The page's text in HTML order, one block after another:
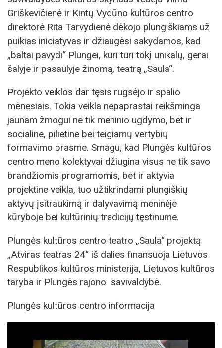
Griškevičienė ir Kintų Vydūno kultūros centro
direktorė Rita Tarvydienė dėkojo plungiškiams už
puikias iniciatyvas ir džiaugėsi sakydamos, kad
„baltai pavydi“ Plungei, kuri turi tokį unikalų, gerai
šalyje ir pasaulyje žinomą, teatrą „Saula“.
Projekto veiklos dar tęsis rugsėjo ir spalio
mėnesiais. Tokia veikla nepaprastai reikšminga
jaunam žmogui ne tik meninio ugdymo, bet ir
socialine, pilietine bei teigiamų vertybių
formavimo prasme. Smagu, kad Plungės kultūros
centro meno kolektyvai džiugina visus ne tik savo
brandžiomis programomis, bet ir aktyvia
projektine veikla, tuo užtikrindami plungiškių
aktyvų įsitraukimą ir dalyvavimą meninėje
kūryboje bei kultūrinių tradicijų tęstinume.
Plungės kultūros centro teatro „Saula“ projektą
„Atviras teatras 24“ iš dalies finansuoja Lietuvos
Respublikos kultūros ministerija, Lietuvos kultūros
taryba ir Plungės rajono savivaldybė.
Plungės kultūros centro informacija